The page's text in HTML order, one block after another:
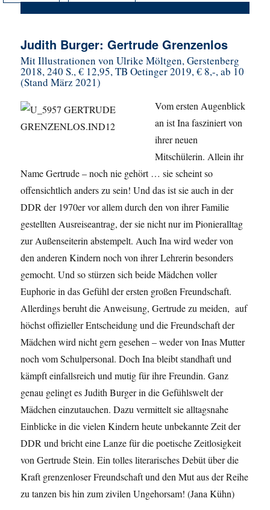
Judith Burger: Gertrude Grenzenlos
Mit Illustrationen von Ulrike Möltgen, Gerstenberg
2018, 240 S., € 12,95, TB Oetinger 2019, € 8,-, ab 10
(Stand März 2021)
Vom ersten Augenblick
an ist Ina fasziniert von
ihrer neuen
Mitschülerin. Allein ihr
Name Gertrude – noch nie gehört … sie scheint so
offensichtlich anders zu sein! Und das ist sie auch in der
DDR der 1970er vor allem durch den von ihrer Familie
gestellten Ausreiseantrag, der sie nicht nur im Pionieralltag
zur Außenseiterin abstempelt. Auch Ina wird weder von
den anderen Kindern noch von ihrer Lehrerin besonders
gemocht. Und so stürzen sich beide Mädchen voller
Euphorie in das Gefühl der ersten großen Freundschaft.
Allerdings beruht die Anweisung, Gertrude zu meiden, auf
höchst offizieller Entscheidung und die Freundschaft der
Mädchen wird nicht gern gesehen – weder von Inas Mutter
noch vom Schulpersonal. Doch Ina bleibt standhaft und
kämpft einfallsreich und mutig für ihre Freundin. Ganz
genau gelingt es Judith Burger in die Gefühlswelt der
Mädchen einzutauchen. Dazu vermittelt sie alltagsnahe
Einblicke in die vielen Kindern heute unbekannte Zeit der
DDR und bricht eine Lanze für die poetische Zeitlosigkeit
von Gertrude Stein. Ein tolles literarisches Debüt über die
Kraft grenzenloser Freundschaft und den Mut aus der Reihe
zu tanzen bis hin zum zivilen Ungehorsam! (Jana Kühn)